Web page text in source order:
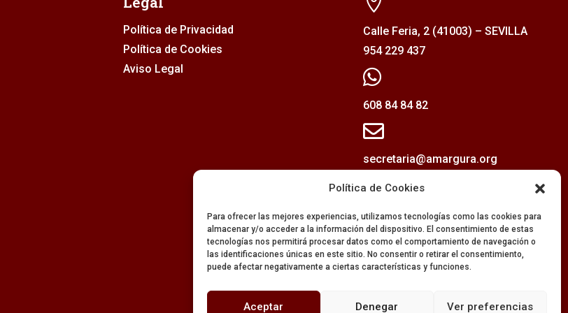
Política de Cookies
Para ofrecer las mejores experiencias, utilizamos tecnologías como las cookies para
almacenar y/o acceder a la información del dispositivo. El consentimiento de estas
tecnologías nos permitirá procesar datos como el comportamiento de navegación o
las identificaciones únicas en este sitio. No consentir o retirar el consentimiento,
puede afectar negativamente a ciertas características y funciones.
Aceptar Denegar Ver preferencias
Política de Privacidad
Política de Cookies
Aviso Legal
Calle Feria, 2 (41003) – SEVILLA
954 229 437

608 84 84 82

secretaria@amargura.org